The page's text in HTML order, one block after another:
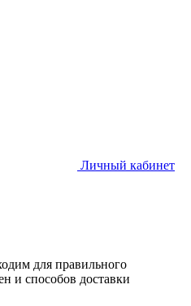
Личный кабинет
для правильного
и способов доставки